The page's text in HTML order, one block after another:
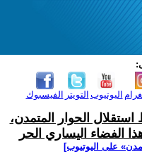
الفيسبوك التويتر اليوتيوب
استقلال الحوار المتمدن،
الفضاء اليساري الحر
على اليوتيوب]